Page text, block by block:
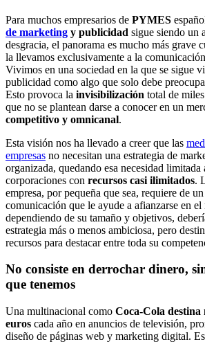
Para muchos empresarios de PYMES
de marketing y publicidad sigue siendo un
desgracia, el panorama es mucho más grave
la llevamos exclusivamente a la
Vivimos en una sociedad en la que se sigue
publicidad como algo que solo debe
Esto provoca la invisibilización total de
que no se plantean darse a conocer en un
competitivo y omnicanal.
Esta visión nos ha llevado a creer que las
empresas no necesitan una estrategia de
organizada, quedando esa necesidad limitada
corporaciones con recursos casi ilimitados.
empresa, por pequeña que sea, requiere de
comunicación que le ayude a afianzarse en
dependiendo de su tamaño y objetivos,
estrategia más o menos ambiciosa, pero
recursos para destacar entre toda su
No consiste en derrochar dinero,
que tenemos
Una multinacional como Coca-Cola destina
euros cada año en anuncios de televisión,
diseño de páginas web y marketing digital.